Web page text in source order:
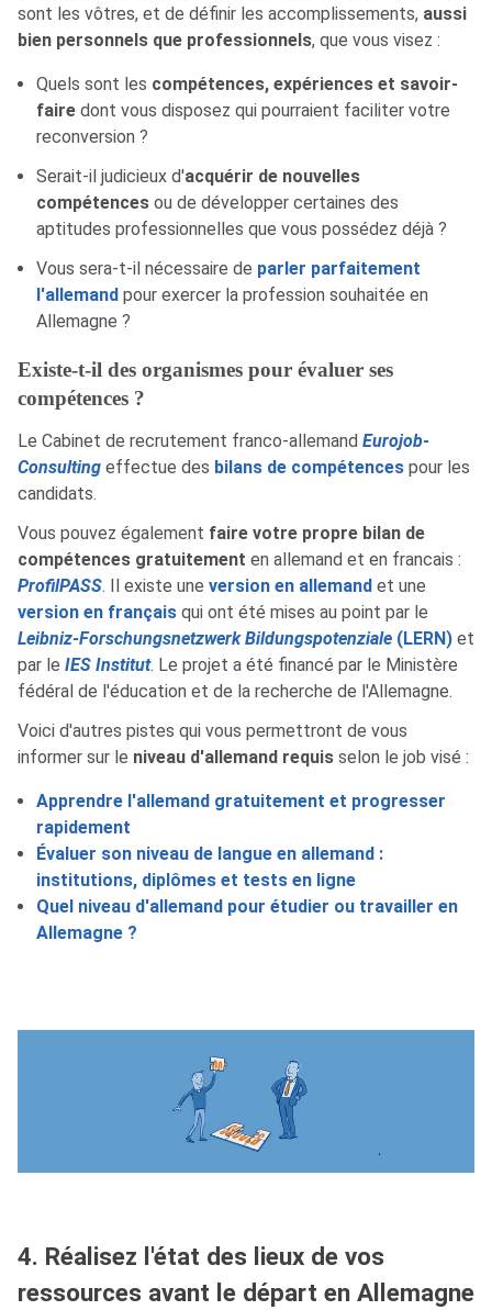
sont les vôtres, et de définir les accomplissements, aussi
bien personnels que professionnels, que vous visez :
Quels sont les compétences, expériences et savoir-
faire dont vous disposez qui pourraient faciliter votre
reconversion ?
Serait-il judicieux d'acquérir de nouvelles
compétences ou de développer certaines des
aptitudes professionnelles que vous possédez déjà ?
Vous sera-t-il nécessaire de parler parfaitement
l'allemand pour exercer la profession souhaitée en
Allemagne ?
Existe-t-il des organismes pour évaluer ses
compétences ?
Le Cabinet de recrutement franco-allemand Eurojob-
Consulting effectue des bilans de compétences pour les
candidats.
Vous pouvez également faire votre propre bilan de
compétences gratuitement en allemand et en francais :
ProfilPASS. Il existe une version en allemand et une
version en français qui ont été mises au point par le
Leibniz-Forschungsnetzwerk Bildungspotenziale (LERN) et
par le IES Institut. Le projet a été financé par le Ministère
fédéral de l'éducation et de la recherche de l'Allemagne.
Voici d'autres pistes qui vous permettront de vous
informer sur le niveau d'allemand requis selon le job visé :
Apprendre l'allemand gratuitement et progresser
rapidement
Évaluer son niveau de langue en allemand :
institutions, diplômes et tests en ligne
Quel niveau d'allemand pour étudier ou travailler en
Allemagne ?
4. Réalisez l'état des lieux de vos
ressources avant le départ en Allemagne